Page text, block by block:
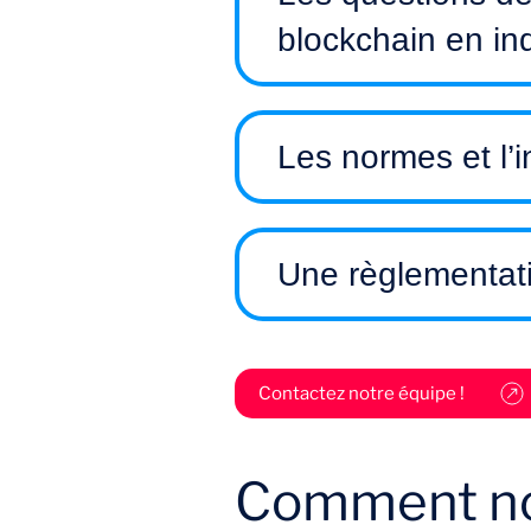
blockchain en
Quelle technologie
minimiser les risques de
Les normes et
Une
Contactez notre équipe !
Comment